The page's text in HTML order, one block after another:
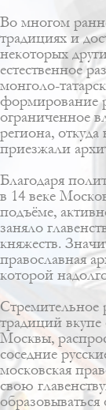
Во многом
традициях и
некоторых
естественное
монголо-
формирование
ограниченное
региона,
приезжали
Благодаря
в 14 веке
подъёме,
заняло
княжеств.
православная
которой
Стремительное
традиций
Москвы,
соседние
московская
свою